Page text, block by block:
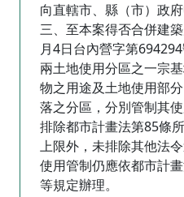
向直轄市、縣（市）政
三、至本案得否合併建
月4日台內營字第
兩土地使用分區之一宗
物之用途及土地使用部
落之分區，分別管制其
排除都市計畫法第85條
上限外，未排除其他法
使用管制仍應依都市計
等規定辦理。